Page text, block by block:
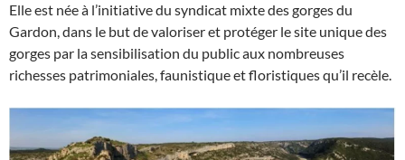
Elle est née à l’initiative du syndicat mixte des gorges du
Gardon, dans le but de valoriser et protéger le site unique des
gorges par la sensibilisation du public aux nombreuses
richesses patrimoniales, faunistique et floristiques qu’il recèle.